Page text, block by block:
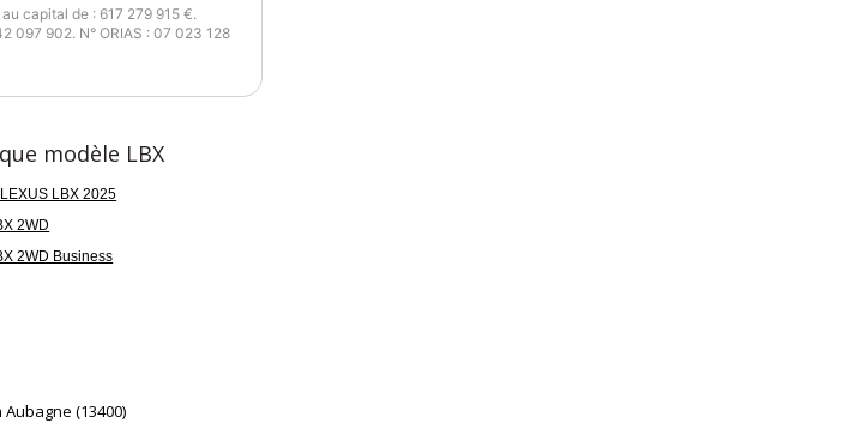
capital de : 617 279 915 €.
097 902. N° ORIAS : 07 023 128
modèle LBX
LBX 2025
2WD
2WD Business
(13400)